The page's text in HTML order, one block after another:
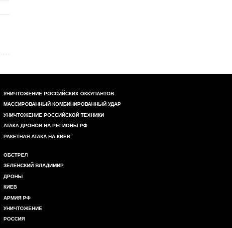
УНИЧТОЖЕНИЕ РОССИЙСКИХ ОККУПАНТОВ
МАССИРОВАННЫЙ КОМБИНИРОВАННЫЙ УДАР
УНИЧТОЖЕНИЕ РОССИЙСКОЙ ТЕХНИКИ
АТАКА ДРОНОВ НА РЕГИОНЫ РФ
РАКЕТНАЯ АТАКА НА КИЕВ
ОБСТРЕЛ
ЗЕЛЕНСКИЙ ВЛАДИМИР
ДРОНЫ
КИЕВ
АРМИЯ РФ
УНИЧТОЖЕНИЕ
РОССИЯ